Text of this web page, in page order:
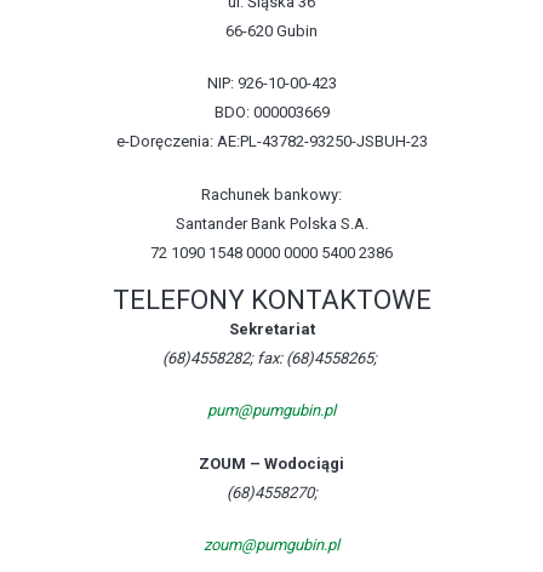
66-620 Gubin
NIP: 926-10-00-423
BDO: 000003669
e-Doręczenia: AE:PL-43782-93250-JSBUH-23
Rachunek bankowy:
Santander Bank Polska S.A.
72 1090 1548 0000 0000 5400 2386
TELEFONY KONTAKTOWE
Sekretariat
(68)4558282; fax: (68)4558265;
pum@pumgubin.pl
ZOUM – Wodociągi
(68)4558270;
zoum@pumgubin.pl